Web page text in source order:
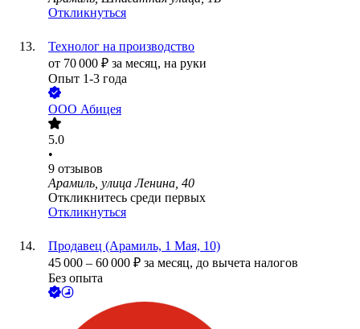
Откликнуться
Технолог на производство
от 70 000 ₽ за месяц, на руки
Опыт 1-3 года
ООО Абицея
5.0
•
9 отзывов
Арамиль, улица Ленина, 40
Откликнитесь среди первых
Откликнуться
Продавец (Арамиль, 1 Мая, 10)
45 000 – 60 000 ₽ за месяц, до вычета налогов
Без опыта